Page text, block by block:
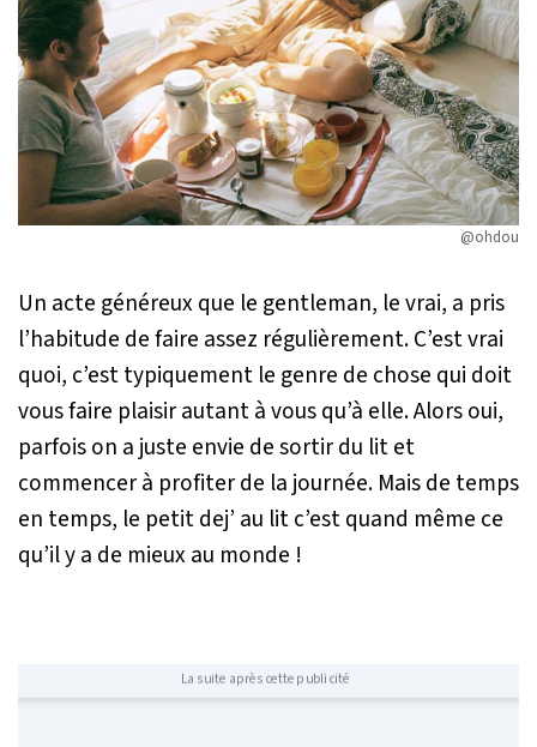
@ohdou
Un acte généreux que le gentleman, le vrai, a pris
l’habitude de faire assez régulièrement. C’est vrai
quoi, c’est typiquement le genre de chose qui doit
vous faire plaisir autant à vous qu’à elle. Alors oui,
parfois on a juste envie de sortir du lit et
commencer à profiter de la journée. Mais de temps
en temps, le petit dej’ au lit c’est quand même ce
qu’il y a de mieux au monde !
La suite après cette publicité